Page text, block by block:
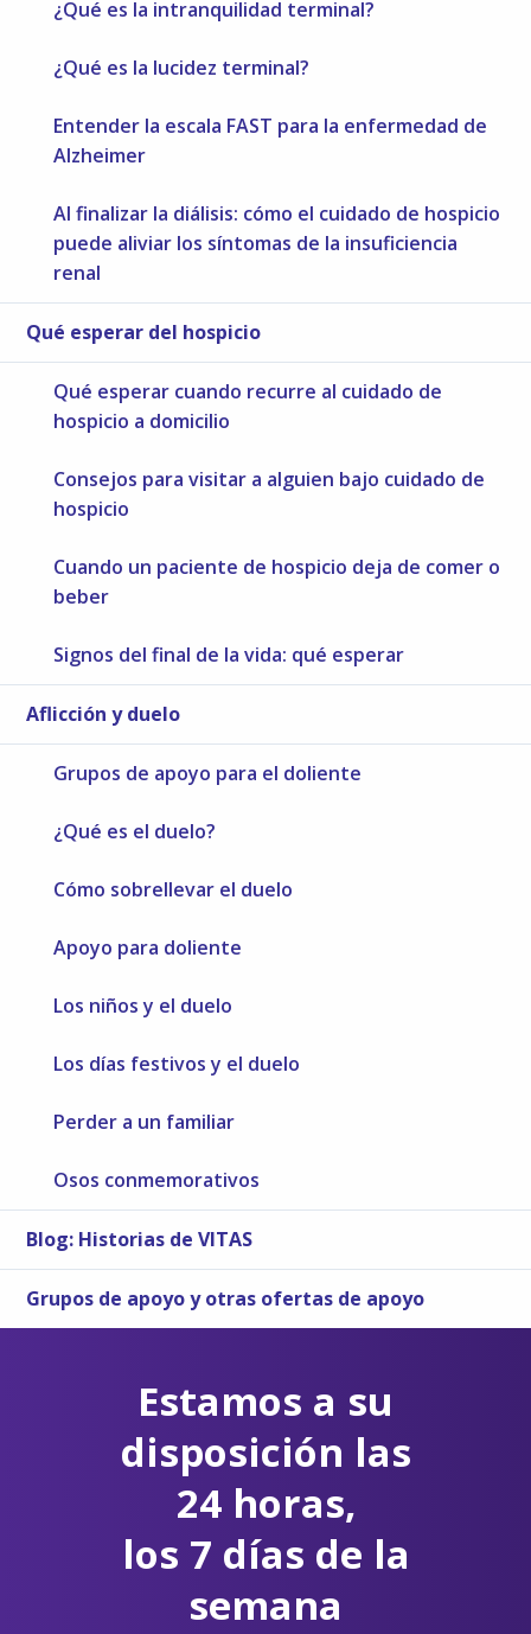
¿Qué es la intranquilidad terminal?
¿Qué es la lucidez terminal?
Entender la escala FAST para la enfermedad de
Alzheimer
Al finalizar la diálisis: cómo el cuidado de hospicio
puede aliviar los síntomas de la insuficiencia
renal
Qué esperar del hospicio
Qué esperar cuando recurre al cuidado de
hospicio a domicilio
Consejos para visitar a alguien bajo cuidado de
hospicio
Cuando un paciente de hospicio deja de comer o
beber
Signos del final de la vida: qué esperar
Aflicción y duelo
Grupos de apoyo para el doliente
¿Qué es el duelo?
Cómo sobrellevar el duelo
Apoyo para doliente
Los niños y el duelo
Los días festivos y el duelo
Perder a un familiar
Osos conmemorativos
Blog: Historias de VITAS
Grupos de apoyo y otras ofertas de apoyo
Estamos a su
disposición las
24 horas,
los 7 días de la
semana